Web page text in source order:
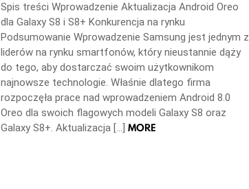
Spis treści Wprowadzenie Aktualizacja Android Oreo
dla Galaxy S8 i S8+ Konkurencja na rynku
Podsumowanie Wprowadzenie Samsung jest jednym z
liderów na rynku smartfonów, który nieustannie dąży
do tego, aby dostarczać swoim użytkownikom
najnowsze technologie. Właśnie dlatego firma
rozpoczęła prace nad wprowadzeniem Android 8.0
Oreo dla swoich flagowych modeli Galaxy S8 oraz
Galaxy S8+. Aktualizacja […] MORE